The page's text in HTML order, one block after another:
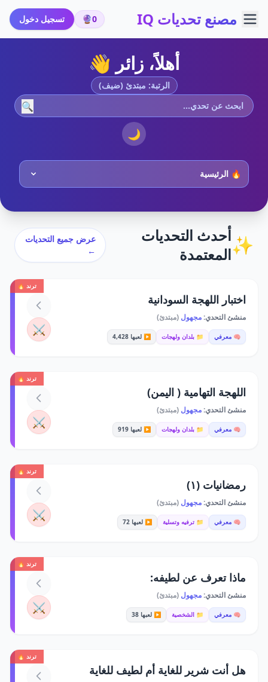
مصنع تحديات IQ 0
🔮 تسجيل دخول
أهلاً، زائر 👋
الرتبة: مبتدئ (ضيف)
🔍
🌙
✨أحدث التحديات
المعتمدة
عرض جميع التحديات
←
ترند 🔥
اختبار اللهجة السودانية
منشئ التحدي:مجهول (مبتدئ)
🧠 معرفي 📁 بلدان ولهجات ▶️ لعبها 4,428 ⚔️
ترند 🔥
اللهجة التهامية ( اليمن)
منشئ التحدي:مجهول (مبتدئ)
🧠 معرفي 📁 بلدان ولهجات ▶️ لعبها 919 ⚔️
ترند 🔥
رمضانيات (١)
منشئ التحدي:مجهول (مبتدئ)
🧠 معرفي 📁 ترفيه وتسلية ▶️ لعبها 72 ⚔️
ترند 🔥
ماذا تعرف عن لطيفه:
منشئ التحدي:مجهول (مبتدئ)
🧠 معرفي 📁 الشخصية ▶️ لعبها 38 ⚔️
ترند 🔥
هل أنت شرير للغاية أم لطيف للغاية